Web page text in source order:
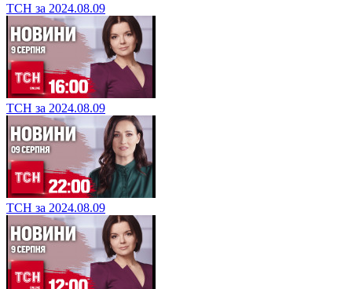
ТСН за 2024.08.09
ТСН за 2024.08.09
ТСН за 2024.08.09